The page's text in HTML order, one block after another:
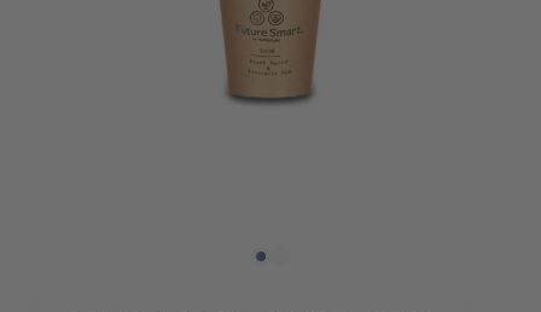
1
IN
GALERIEANSICHT
ÖFFNEN